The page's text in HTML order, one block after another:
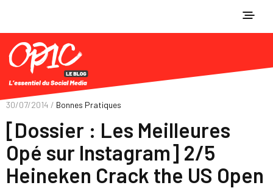
30/07/2014 / Bonnes Pratiques
[Dossier : Les Meilleures
Opé sur Instagram] 2/5
Heineken Crack the US Open